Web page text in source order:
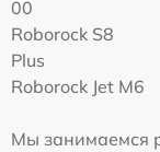
00
Roborock S8
Plus
Roborock Jet M6
Мы занимаемся